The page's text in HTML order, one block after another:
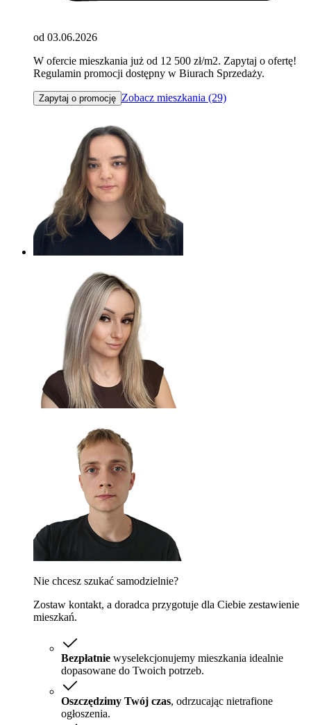
od 03.06.2026
W ofercie mieszkania już od 12 500 zł/m2. Zapytaj o ofertę!
Regulamin promocji dostępny w Biurach Sprzedaży.
Zapytaj o promocję Zobacz mieszkania (29)
Nie chcesz szukać samodzielnie?
Zostaw kontakt, a doradca przygotuje dla Ciebie zestawienie
mieszkań.
Bezpłatnie wyselekcjonujemy mieszkania idealnie
dopasowane do Twoich potrzeb.
Oszczędzimy Twój czas, odrzucając nietrafione
ogłoszenia.